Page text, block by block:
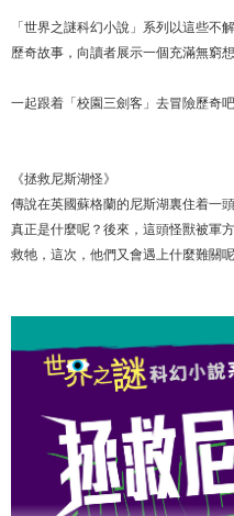
「世界之謎科幻小說」系列以這些不
歷奇故事，向讀者展示一個充滿無
一起跟着「校園三劍客」去冒險歷奇吧
《拯救尼斯湖怪》
傳說在英國蘇格蘭的尼斯湖裏住着一
真正是什麼呢？後來，這頭怪獸被軍
救牠，這次，他們又會遇上什麼難關